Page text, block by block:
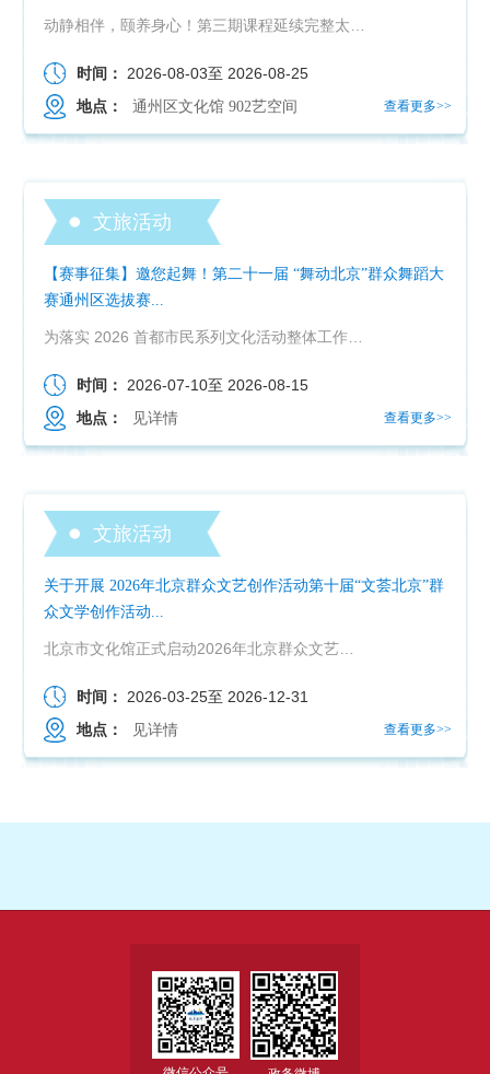
动静相伴，颐养身心！第三期课程延续完整太极八法五步教学内容，逐式讲解掤、捋、挤、按、采、挒、肘、靠八...
时间： 2026-08-03至 2026-08-25
地点：
通州区文化馆 902艺空间 查看更多>>
文旅活动
【赛事征集】邀您起舞！第二十一届 “舞动北京”群众舞蹈大
赛通州区选拔赛...
为落实 2026 首都市民系列文化活动整体工作部署，繁荣我区群众广场舞事业，挖掘优秀原创舞蹈作品，培...
时间： 2026-07-10至 2026-08-15
地点：
见详情 查看更多>>
文旅活动
关于开展 2026年北京群众文艺创作活动第十届“文荟北京”群
众文学创作活动...
北京市文化馆正式启动2026年北京群众文艺创作活动第十一届 “文荟北京” 群众文学创作活动，通州区文...
时间： 2026-03-25至 2026-12-31
地点：
见详情 查看更多>>